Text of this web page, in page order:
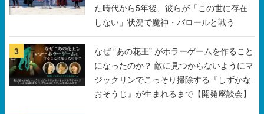
た時代から5年後、彼らが「この世に存在
しない」状況で魔神・バロールと戦う
3
なぜ “あの花王” がホラーゲームを作ること
になったのか？ 敵に見つからないようにマ
ジックリンでこっそり掃除する『しずかな
おそうじ』が生まれるまで【開発座談会】